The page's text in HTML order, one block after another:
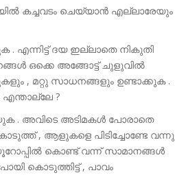
കച്ചവടം ചെയ്യാൻ എല്ലാരേയും
എന്നിട്ട് ദയ ഇല്ലാതെ നികുതി
ഒക്കെ അങ്ങോട്ട് ചുളുവിൽ
, മറ്റു സാധനങ്ങളും ഉണ്ടാക്കുക .
എന്താല്ലേ ?
. അവിടെ അടിമകൾ പോരാതെ
, ആളുകളെ പിടിച്ചോണ്ടേ വന്നു
കൊണ്ട് വന്ന് സാമാനങ്ങൾ
കൊടുത്തിട്ട് , പാവം